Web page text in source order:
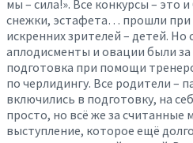
мы – сила!». Все конкурсы – это
снежки, эстафета… прошли при
искренних зрителей – детей. Но
аплодисменты и овации были
подготовка при помощи
по черлидингу. Все родители –
включились в подготовку, на
просто, но всё же за
выступление, которое ещё